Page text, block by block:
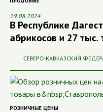
29.08.2024
В Республике
абрикосов и 27 тыс.
СЕВЕРО-КАВКАЗСКИЙ
РОЗНИЧНЫЕ ЦЕНЫ